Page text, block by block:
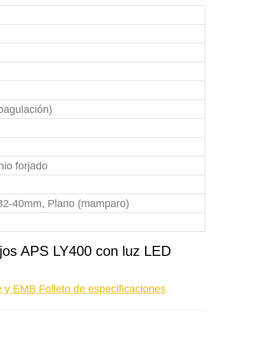
forjado
40mm, Plano (mamparo)
APS LY400 con luz LED
EMB Folleto de especificaciones